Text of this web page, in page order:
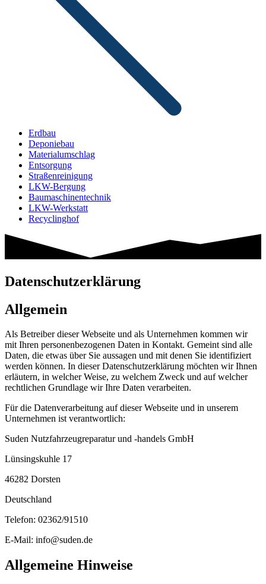
Erdbau
Deponiebau
Materialumschlag
Entsorgung
Straßenreinigung
LKW-Bergung
Baumaschinen­technik
LKW-Werkstatt
Recyclinghof
Daten­schutz­erklärung
Allgemein
Als Betreiber dieser Webseite und als Unternehmen kommen wir
mit Ihren personenbezogenen Daten in Kontakt. Gemeint sind alle
Daten, die etwas über Sie aussagen und mit denen Sie identifiziert
werden können. In dieser Datenschutzerklärung möchten wir Ihnen
erläutern, in welcher Weise, zu welchem Zweck und auf welcher
rechtlichen Grundlage wir Ihre Daten verarbeiten.
Für die Datenverarbeitung auf dieser Webseite und in unserem
Unternehmen ist verantwortlich:
Suden Nutzfahrzeugreparatur und -handels GmbH
Lünsingskuhle 17
46282 Dorsten
Deutschland
Telefon: 02362/91510
E-Mail: info@suden.de
Allgemeine Hinweise